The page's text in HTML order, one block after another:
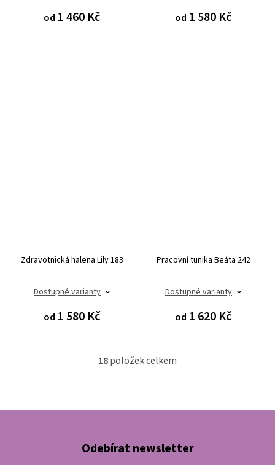
od 1 460 Kč od 1 580 Kč
Zdravotnická halena Lily 183
Dostupné varianty
od 1 580 Kč
Pracovní tunika Beáta 242
Dostupné varianty
od 1 620 Kč
O
á
c
18položek celkem
Odebírat newsletter